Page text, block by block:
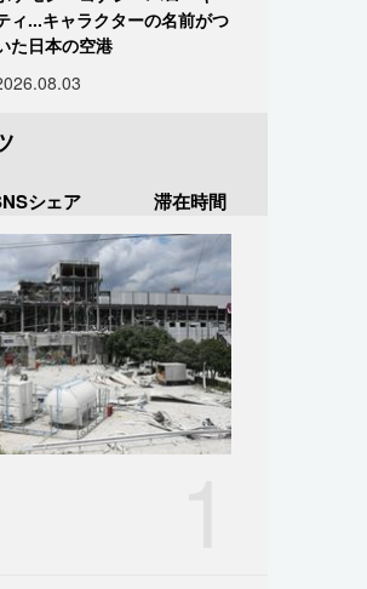
ィ...キャラクターの名前がつ
た日本の空港
シェア 滞在時間